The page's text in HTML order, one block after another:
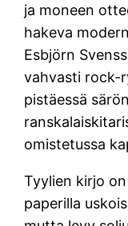
ja moneen
hakeva
Esbjörn
vahvasti rock-
pistäessä
omistetussa
Tyylien kirjo
paperilla